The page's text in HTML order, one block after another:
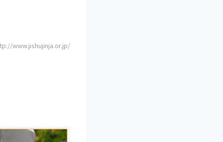
www.jishujinja.or.jp/